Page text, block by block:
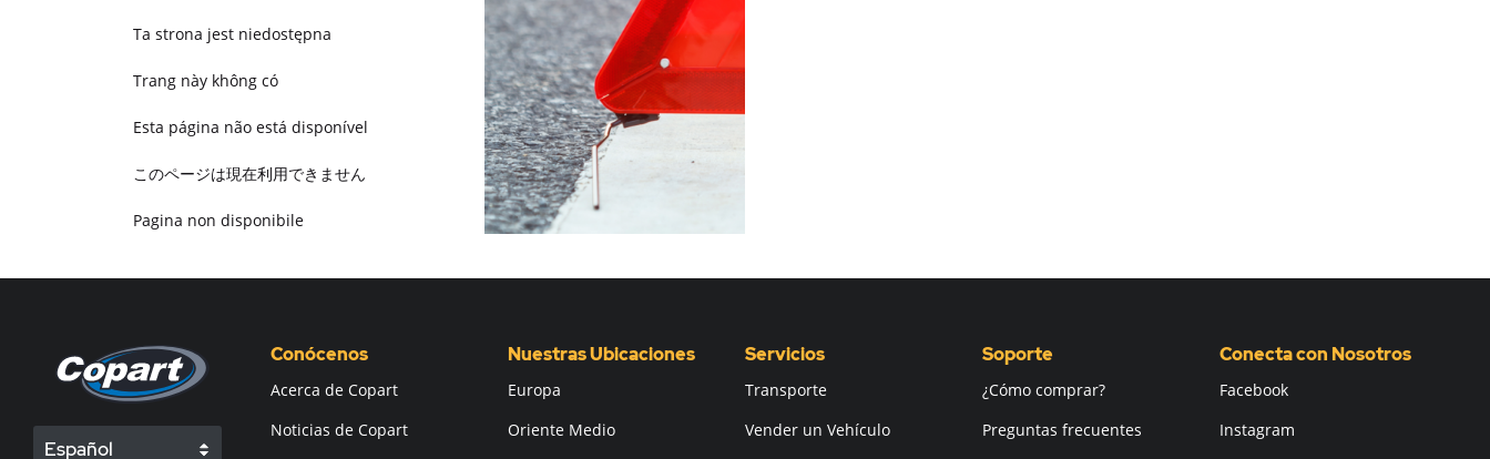
Ta strona jest niedostępna
Trang này không có
Esta página não está disponível
このページは現在利用できません
Pagina non disponibile
Español
Conócenos
Acerca de Copart
Noticias de Copart
Nuestras Ubicaciones
Europa
Oriente Medio
Servicios
Transporte
Vender un Vehículo
Soporte
¿Cómo comprar?
Preguntas frecuentes
Conecta con Nosotros
Facebook
Instagram